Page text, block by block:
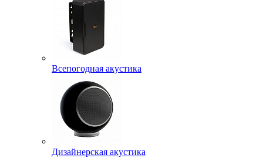
Всепогодная акустика
Дизайнерская акустика